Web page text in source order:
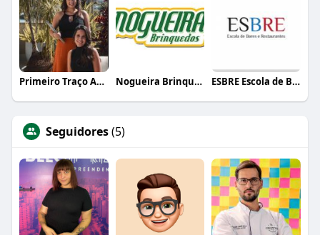
Primeiro Traço Arquitetura Nogueira Brinquedos ESBRE Escola de Bares e Restaurantes
Seguidores(5)